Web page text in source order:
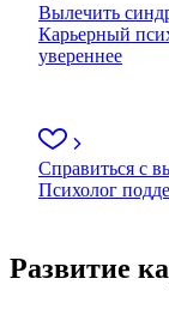
Вылечить
Карьерный
увереннее
Справиться с
Психолог
Развитие